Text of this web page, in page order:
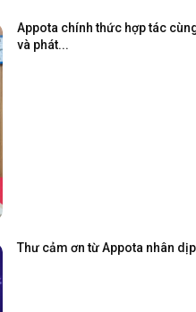
Appota chính thức hợp tác
và phát...
Thư cảm ơn từ Appota nhân